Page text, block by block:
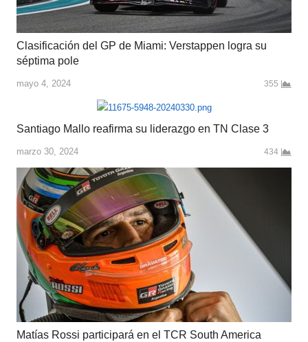
Clasificación del GP de Miami: Verstappen logra su
séptima pole
mayo 4, 2024 355
Santiago Mallo reafirma su liderazgo en TN Clase 3
marzo 30, 2024 434
Matías Rossi participará en el TCR South America